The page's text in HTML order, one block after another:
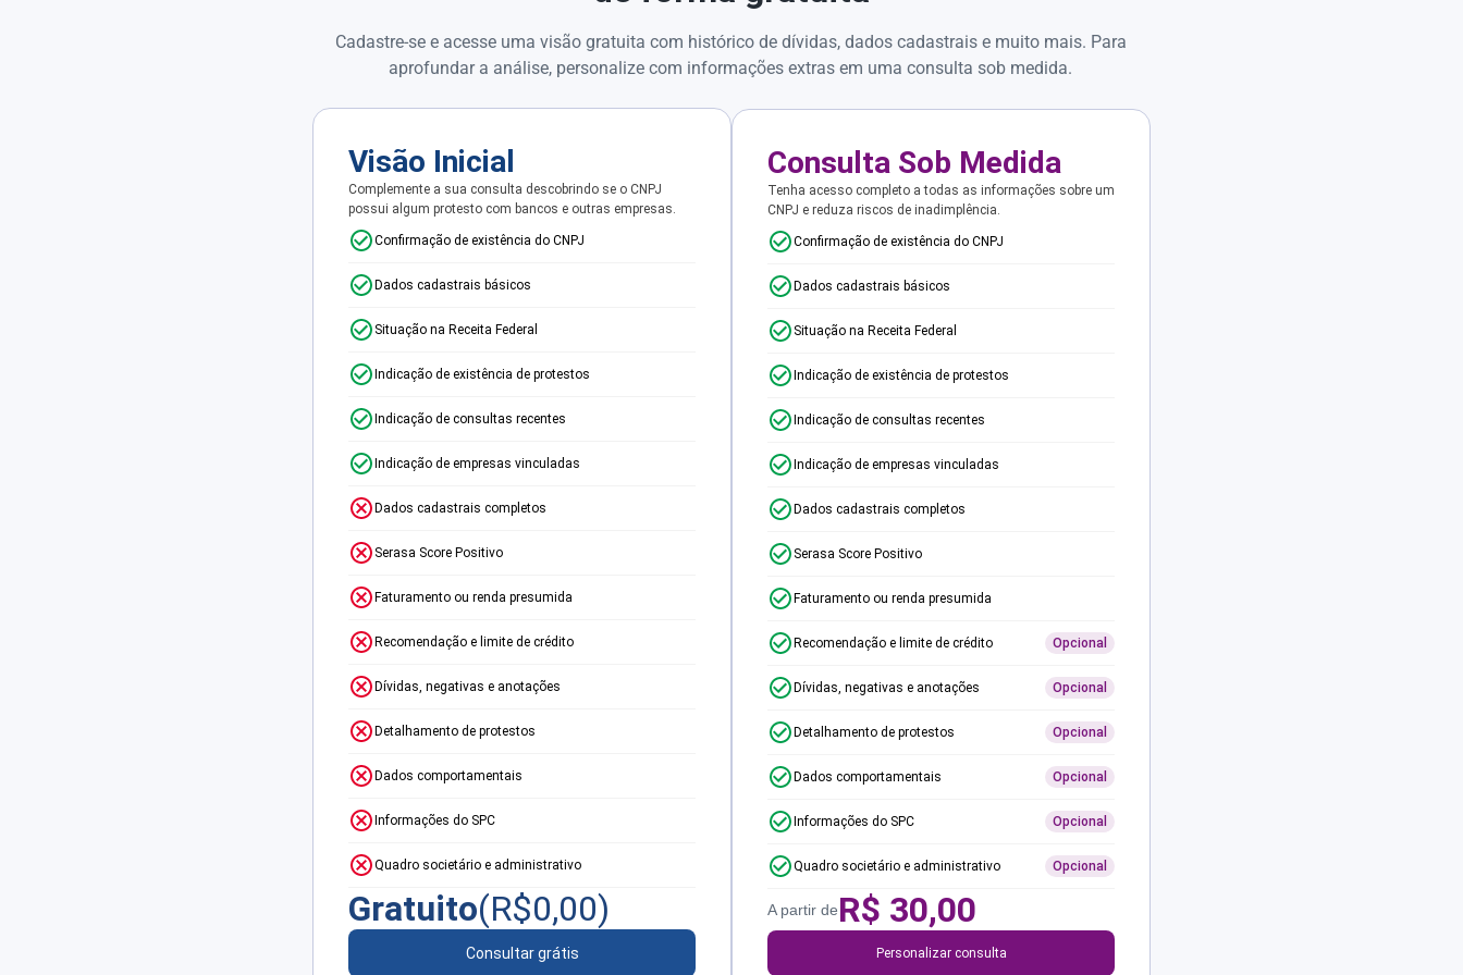
Cadastre-se e acesse uma visão gratuita com histórico de dívidas, dados cadastrais e muito mais. Para
aprofundar a análise, personalize com informações extras em uma consulta sob medida.
Visão Inicial
Complemente a sua consulta descobrindo se o CNPJ
possui algum protesto com bancos e outras empresas.
Confirmação de existência do CNPJ
Dados cadastrais básicos
Situação na Receita Federal
Indicação de existência de protestos
Indicação de consultas recentes
Indicação de empresas vinculadas
Dados cadastrais completos
Serasa Score Positivo
Faturamento ou renda presumida
Recomendação e limite de crédito
Dívidas, negativas e anotações
Detalhamento de protestos
Dados comportamentais
Informações do SPC
Quadro societário e administrativo
Gratuito(R$0,00)
Consultar grátis
Consulta Sob Medida
Tenha acesso completo a todas as informações sobre um
CNPJ e reduza riscos de inadimplência.
Confirmação de existência do CNPJ
Dados cadastrais básicos
Situação na Receita Federal
Indicação de existência de protestos
Indicação de consultas recentes
Indicação de empresas vinculadas
Dados cadastrais completos
Serasa Score Positivo
Faturamento ou renda presumida
Recomendação e limite de crédito Opcional
Dívidas, negativas e anotações Opcional
Detalhamento de protestos Opcional
Dados comportamentais Opcional
Informações do SPC Opcional
Quadro societário e administrativo Opcional
A partir deR$ 30,00
Personalizar consulta